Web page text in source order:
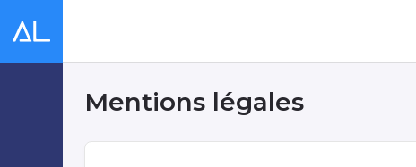
Mentions légales